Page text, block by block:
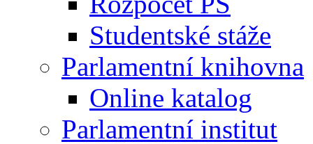
Studentské stáže
Parlamentní knihovna
Online katalog
Parlamentní institut